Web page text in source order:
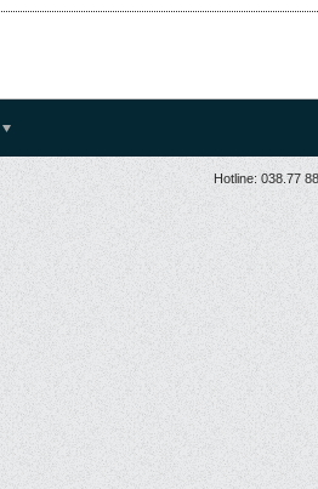
Hotline: 038.77